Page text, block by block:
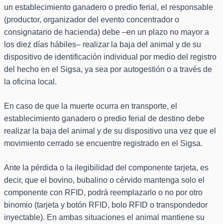
un establecimiento ganadero o predio ferial, el responsable
(productor, organizador del evento concentrador o
consignatario de hacienda) debe –en un plazo no mayor a
los diez días hábiles– realizar la baja del animal y de su
dispositivo de identificación individual por medio del registro
del hecho en el Sigsa, ya sea por autogestión o a través de
la oficina local.
En caso de que la muerte ocurra en transporte, el
establecimiento ganadero o predio ferial de destino debe
realizar la baja del animal y de su dispositivo una vez que el
movimiento cerrado se encuentre registrado en el Sigsa.
Ante la pérdida o la ilegibilidad del componente tarjeta, es
decir, que el bovino, bubalino o cérvido mantenga solo el
componente con RFID, podrá reemplazarlo o no por otro
binomio (tarjeta y botón RFID, bolo RFID o transpondedor
inyectable). En ambas situaciones el animal mantiene su